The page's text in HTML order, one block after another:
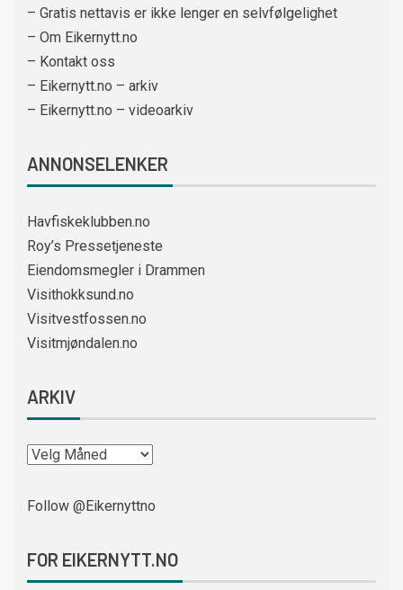
– Gratis nettavis er ikke lenger en selvfølgelighet
– Om Eikernytt.no
– Kontakt oss
– Eikernytt.no – arkiv
– Eikernytt.no – videoarkiv
ANNONSELENKER
Havfiskeklubben.no
Roy’s Pressetjeneste
Eiendomsmegler i Drammen
Visithokksund.no
Visitvestfossen.no
Visitmjøndalen.no
ARKIV
Follow @Eikernyttno
FOR EIKERNYTT.NO